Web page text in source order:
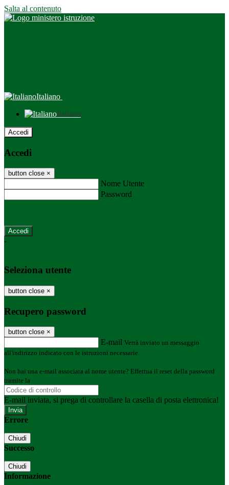
Salta al contenuto
Italiano
Italiano
Accedi
Accedi
button close ×
Nome Utente
Password
-
Seleziona utente
button close ×
Recupero password
button close ×
E-mail Verrà inviato un messaggio
all'indirizzo indicato con le istruzioni necessarie.
Non hai una e-mail associata al nome utente? Effettua il reset della password
tramite la
E-mail inviata, si prega di controllare la casella di posta elettronica!
Errore
Chiudi
Successo
Chiudi
Informazione